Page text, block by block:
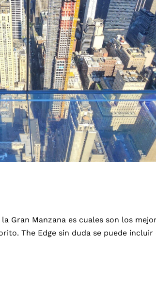
Manzana es cuales son los
The Edge sin duda se puede